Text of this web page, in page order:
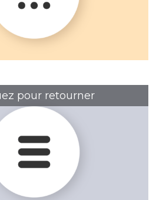
pour retourner
menu "Burger"